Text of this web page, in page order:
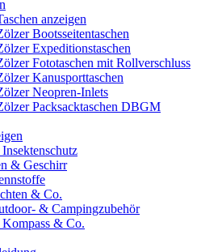
anzeigen
Bootsseitentaschen
Expeditionstaschen
Fototaschen mit Rollverschluss
Kanusporttaschen
Neopren-Inlets
Packsacktaschen DBGM
& Geschirr
& Co.
& Campingzubehör
& Co.